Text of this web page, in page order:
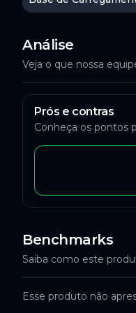
Análise
Veja o que nossa
Prós e contras
Conheça os pontos
Benchmarks
Saiba como este
Esse produto não